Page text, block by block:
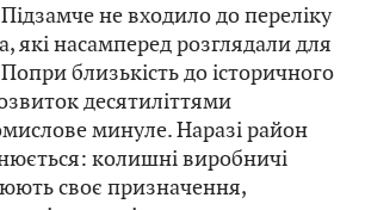
не входило до переліку
які насамперед розглядали для
близькість до історичного
десятиліттями
минуле. Наразі район
колишні виробничі
своє призначення,